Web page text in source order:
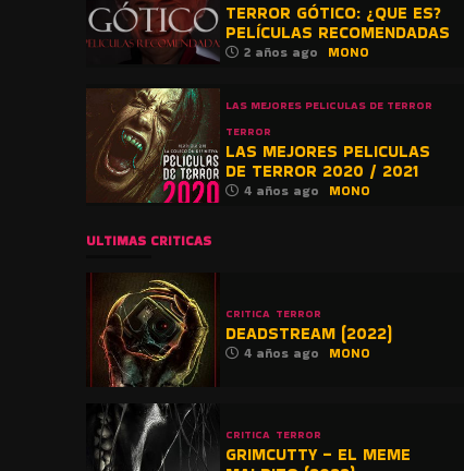
TERROR GÓTICO: ¿QUE ES?
PELÍCULAS RECOMENDADAS
2 años ago MONO
LAS MEJORES PELICULAS DE TERROR
TERROR
LAS MEJORES PELICULAS
DE TERROR 2020 / 2021
4 años ago MONO
ULTIMAS CRITICAS
CRITICA TERROR
DEADSTREAM (2022)
4 años ago MONO
CRITICA TERROR
GRIMCUTTY – EL MEME